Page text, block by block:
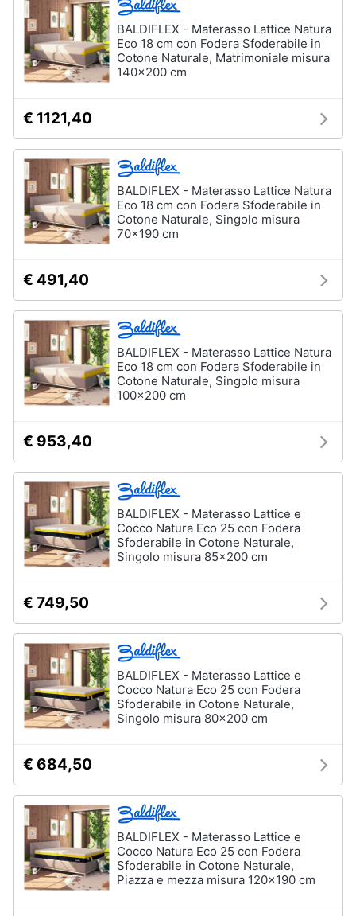
matrimoniale
Copridivano
Vedi
tutti
Illuminazione
Philips
illuminazione
selction
Lampadari
Lampadari
Lampada
sale
Vedi
tutti
esterno
Piscine
Piscine
fuori
terra
Casette
legno
tutti
Lavanderia
Portabiancheria
Mobili
lavanderia
Armadio
portascope
Vedi
tutti
BALDIFLEX - Materasso Lattice Natura
Eco 18 cm con Fodera Sfoderabile in
Cotone Naturale, Matrimoniale misura
140x200 cm
€ 1121,40
BALDIFLEX - Materasso Lattice Natura
Eco 18 cm con Fodera Sfoderabile in
Cotone Naturale, Singolo misura
70x190 cm
€ 491,40
BALDIFLEX - Materasso Lattice Natura
Eco 18 cm con Fodera Sfoderabile in
Cotone Naturale, Singolo misura
100x200 cm
€ 953,40
BALDIFLEX - Materasso Lattice e
Cocco Natura Eco 25 con Fodera
Sfoderabile in Cotone Naturale,
Singolo misura 85x200 cm
€ 749,50
BALDIFLEX - Materasso Lattice e
Cocco Natura Eco 25 con Fodera
Sfoderabile in Cotone Naturale,
Singolo misura 80x200 cm
€ 684,50
BALDIFLEX - Materasso Lattice e
Cocco Natura Eco 25 con Fodera
Sfoderabile in Cotone Naturale,
Piazza e mezza misura 120x190 cm